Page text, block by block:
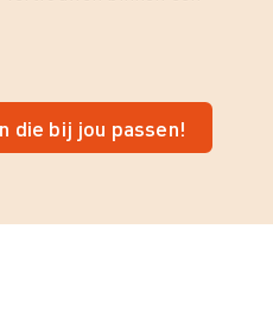
die bij jou passen!